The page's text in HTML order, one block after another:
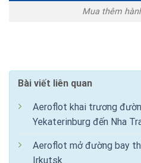
Mua thêm
Bài viết liên quan
Aeroflot khai trương
Yekaterinburg đến Nha
Aeroflot mở đường bay
Irkutsk